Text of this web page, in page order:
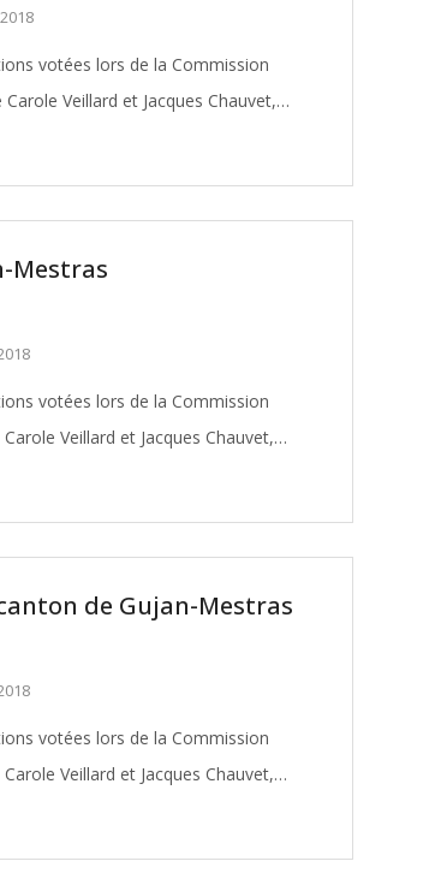
votées lors de la Commission
Veillard et Jacques Chauvet,
Mestras
votées lors de la Commission
Veillard et Jacques Chauvet,
de Gujan-Mestras
votées lors de la Commission
Veillard et Jacques Chauvet,